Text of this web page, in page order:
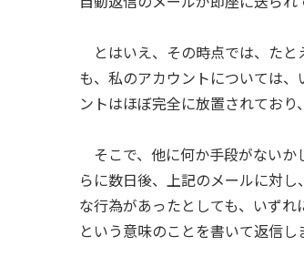
とはいえ、その時点では、たと
も、私のアカウントについては
ントはほぼ完全に放置されており
そこで、他に何か手段がないか
らに数日後、上記のメールに対
な行為があったとしても、いずれ
という意味のことを書いて返信し